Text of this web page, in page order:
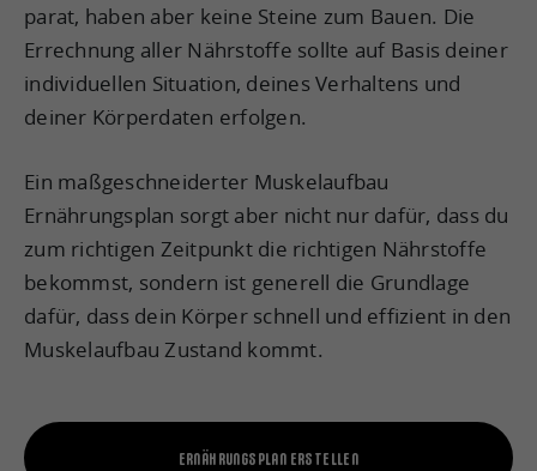
parat, haben aber keine Steine zum Bauen. Die
Errechnung aller Nährstoffe sollte auf Basis deiner
individuellen Situation, deines Verhaltens und
deiner Körperdaten erfolgen.
Ein maßgeschneiderter Muskelaufbau
Ernährungsplan sorgt aber nicht nur dafür, dass du
zum richtigen Zeitpunkt die richtigen Nährstoffe
bekommst, sondern ist generell die Grundlage
dafür, dass dein Körper schnell und effizient in den
Muskelaufbau Zustand kommt.
ERNÄHRUNGSPLAN ERSTELLEN